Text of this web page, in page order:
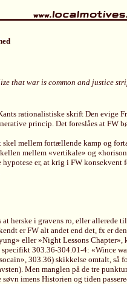
that war is common and justice
rationalistiske skrift Den evige
princip. Det foreslåes at FW
skel mellem fortællende kamp og
mellem «vertikale» og
er, at krig i FW
at herske i gravens ro, eller
er FW alt andet end det, fx er
eller »Night Lessons
303.36-304.01-4: «Wince
303.36) skikkelse omtalt,
Men manglen på de tre
imens Historien og tiden